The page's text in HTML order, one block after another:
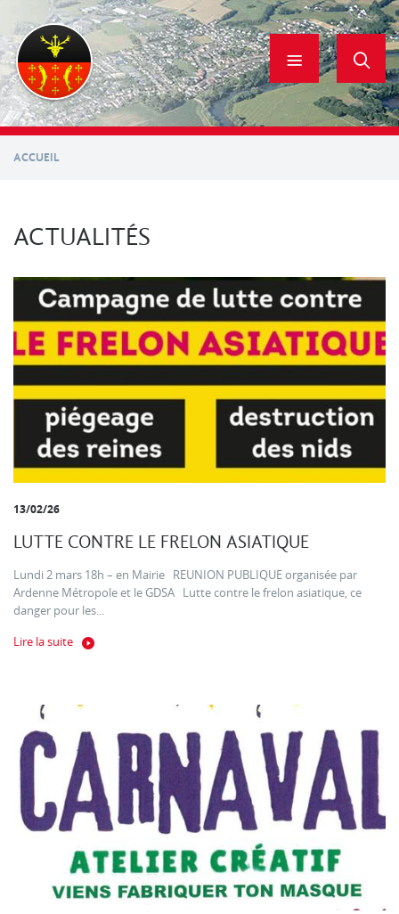
contenu
principal
ACCUEIL
ACTUALITÉS
13/02/26
LUTTE CONTRE LE FRELON ASIATIQUE
Lundi 2 mars 18h – en Mairie REUNION PUBLIQUE organisée par
Ardenne Métropole et le GDSA Lutte contre le frelon asiatique, ce
danger pour les...
Lire la suite